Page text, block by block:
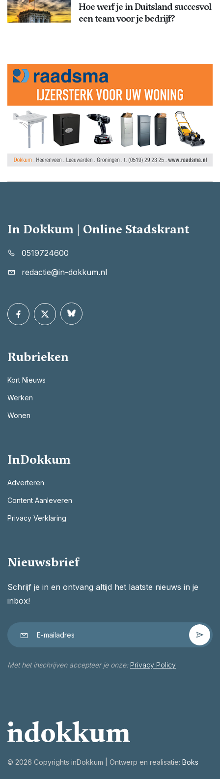
Hoe werf je in Duitsland succesvol
een team voor je bedrijf?
In Dokkum | Online Stadskrant
0519724600
redactie@in-dokkum.nl
Rubrieken
Kort Nieuws
Werken
Wonen
InDokkum
Adverteren
Content Aanleveren
Privacy Verklaring
Nieuwsbrief
Schrijf je in en ontvang altijd het laatste nieuws in je
inbox!
Met het inschrijven accepteer je onze: Privacy Policy
© 2026 Copyrights inDokkum | Ontwerp en realisatie: Boks